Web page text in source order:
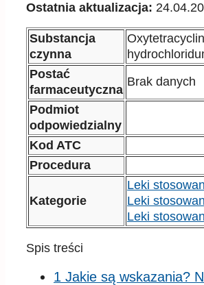
Ostatnia aktualizacja:
Substancja
czynna
Postać
farmaceutyczna
Brak danych
Podmiot
odpowiedzialny
Kod ATC
Procedura
Kategorie
Leki
Leki
Leki
Spis treści
1 Jakie są wskazania?